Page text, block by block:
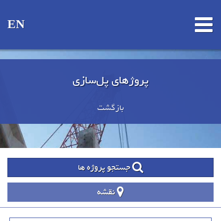
EN
پروژهای پل‌سازی
بازگشت
جستجو پروژه ها
نقشه